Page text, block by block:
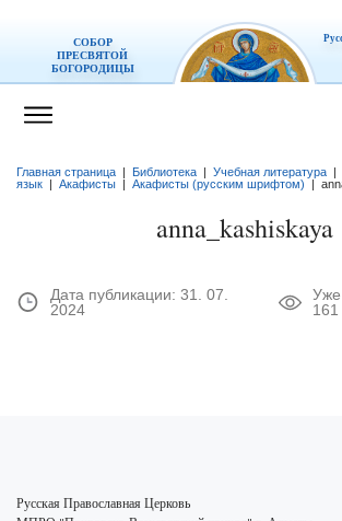
СОБОР
ПРЕСВЯТОЙ
БОГОРОДИЦЫ
Главная страница Библиотека Учебная литература
язык
Акафисты Акафисты (русским шрифтом)
anna_kashiskaya
Дата публикации:31. 07.
2024
Уже
161
Русская Православная Церковь